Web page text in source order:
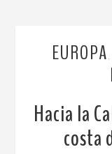
EUROPA
Hacia la
costa